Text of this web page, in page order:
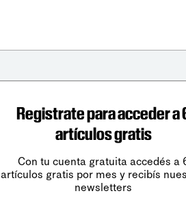
Registrate para acceder a
artículos gratis
Con tu cuenta gratuita accedés a
artículos gratis por mes y recibís
newsletters